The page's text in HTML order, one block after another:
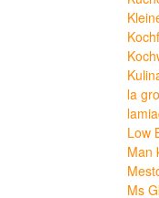
la
Low
Man
Ms